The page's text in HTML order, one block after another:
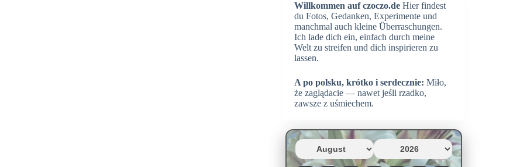
Willkommen auf czoczo.de Hier findest
du Fotos, Gedanken, Experimente und
manchmal auch kleine Überraschungen.
Ich lade dich ein, einfach durch meine
Welt zu streifen und dich inspirieren zu
lassen.
A po polsku, krótko i serdecznie: Miło,
że zaglądacie — nawet jeśli rzadko,
zawsze z uśmiechem.